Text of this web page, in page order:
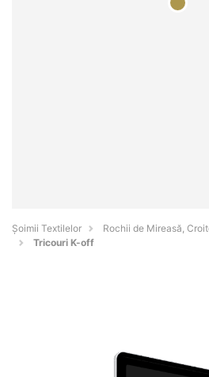
Șoimii Textilelor
Rochii de Mireasă,
Tricouri K-off